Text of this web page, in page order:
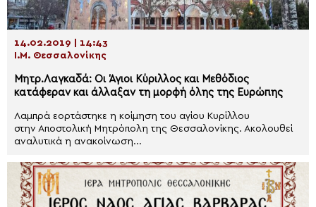
14.02.2019 | 14:43
Ι.Μ. Θεσσαλονίκης
Μητρ.Λαγκαδά: Oι Άγιοι Κύριλλος και Μεθόδιος
κατάφεραν και άλλαξαν τη μορφή όλης της Ευρώπης
Λαμπρά εορτάστηκε η κοίμηση του αγίου Κυρίλλου
στην Αποστολική Μητρόπολη της Θεσσαλονίκης. Ακολουθεί
αναλυτικά η ανακοίνωση...